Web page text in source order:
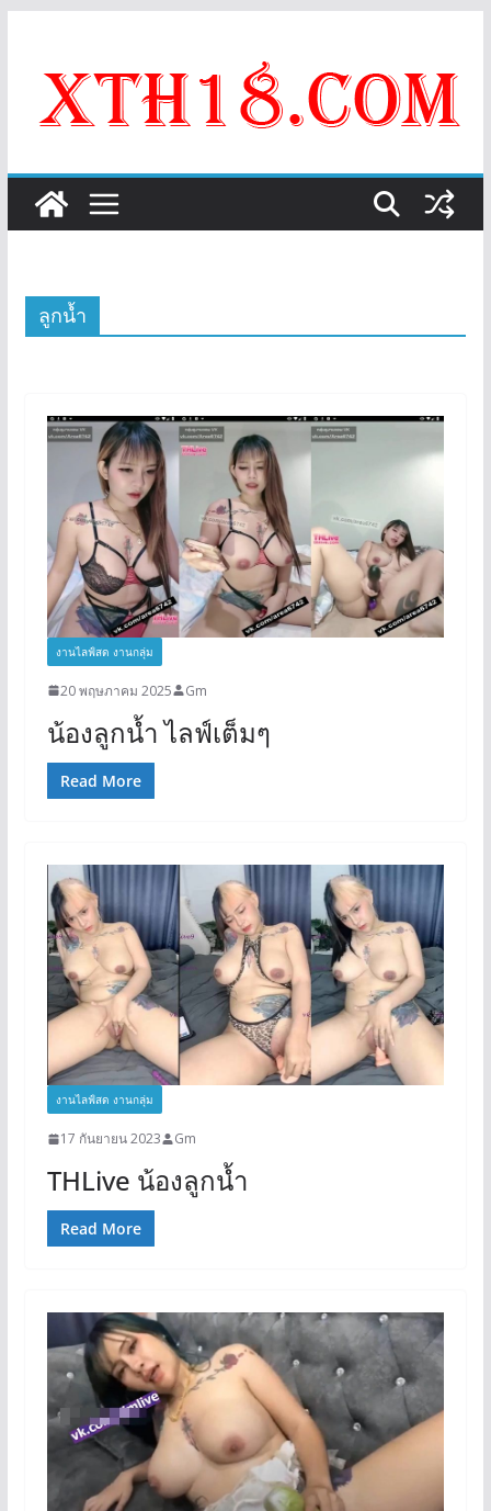
content
ลูกน้ำ
งานไลฟ์สด งานกลุ่ม
20 พฤษภาคม 2025 Gm
น้องลูกน้ำ ไลฟ์เต็มๆ
Read More
งานไลฟ์สด งานกลุ่ม
17 กันยายน 2023 Gm
THLive น้องลูกน้ำ
Read More